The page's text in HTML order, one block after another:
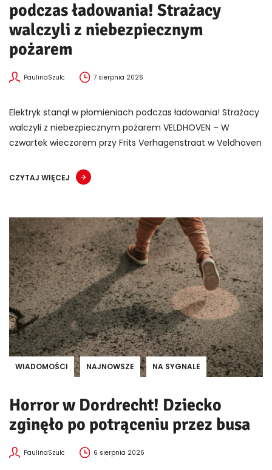
podczas ładowania! Strażacy
walczyli z niebezpiecznym
pożarem
PaulinaSzulc 7 sierpnia 2026
Elektryk stanął w płomieniach podczas ładowania! Strażacy
walczyli z niebezpiecznym pożarem VELDHOVEN – W
czwartek wieczorem przy Frits Verhagenstraat w Veldhoven
CZYTAJ WIĘCEJ
WIADOMOŚCI NAJNOWSZE NA SYGNALE
Horror w Dordrecht! Dziecko
zginęło po potrąceniu przez busa
PaulinaSzulc 6 sierpnia 2026